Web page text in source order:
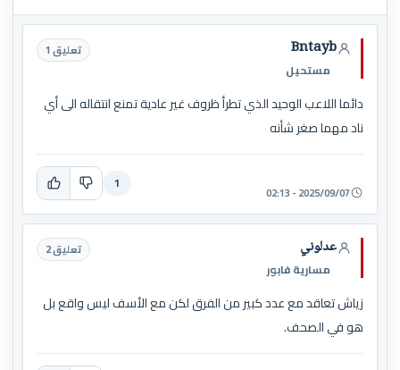
Bntayb
مستحيل
تعليق 1
دائما اللاعب الوحيد الذي تطرأ ظروف غير عادية تمنع انتقاله الى أي
ناد مهما صغر شأنه
2025/09/07 - 02:13
1
عدلوني
مسارية فابور
تعليق 2
زياش تعاقد مع عدد كبير من الفرق لكن مع الأسف ليس واقع بل
هو في الصحف.